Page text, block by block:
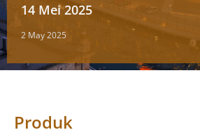
14 Mei 2025
2 May 2025
Produk